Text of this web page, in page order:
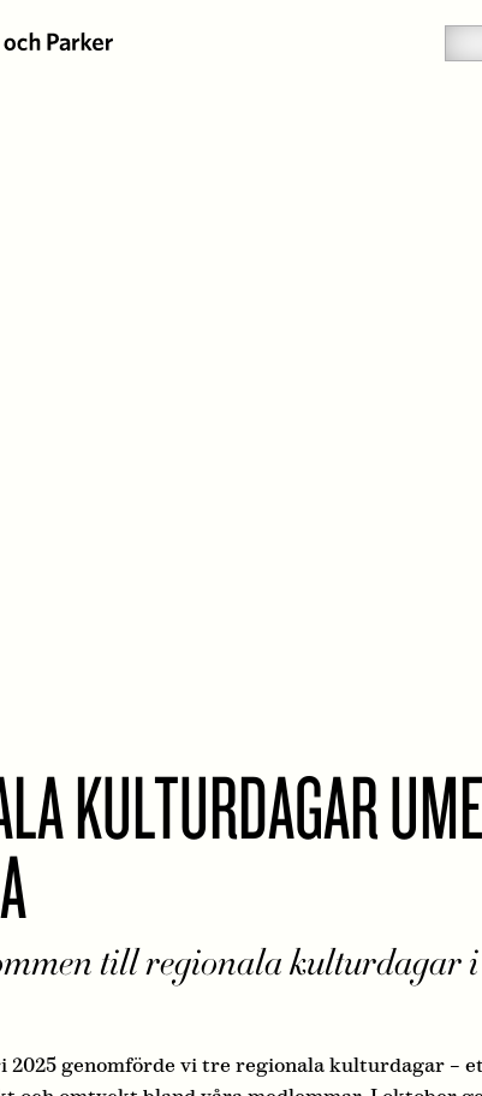
på
KULTURDAGAR
till regionala kulturdagar i
2025 genomförde vi tre regionala kulturdagar –